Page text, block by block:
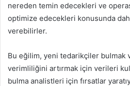
nereden temin edecekleri ve
optimize edecekleri konusunda
verebilirler.
Bu eğilim, yeni tedarikçiler bulmak
verimliliğini artırmak için verileri
bulma analistleri için fırsatlar